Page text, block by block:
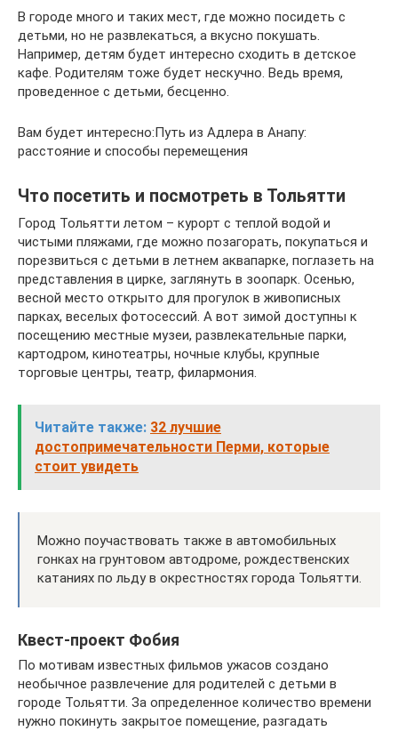
В городе много и таких мест, где можно посидеть с
детьми, но не развлекаться, а вкусно покушать.
Например, детям будет интересно сходить в детское
кафе. Родителям тоже будет нескучно. Ведь время,
проведенное с детьми, бесценно.
Вам будет интересно:Путь из Адлера в Анапу:
расстояние и способы перемещения
Что посетить и посмотреть в Тольятти
Город Тольятти летом – курорт с теплой водой и
чистыми пляжами, где можно позагорать, покупаться и
порезвиться с детьми в летнем аквапарке, поглазеть на
представления в цирке, заглянуть в зоопарк. Осенью,
весной место открыто для прогулок в живописных
парках, веселых фотосессий. А вот зимой доступны к
посещению местные музеи, развлекательные парки,
картодром, кинотеатры, ночные клубы, крупные
торговые центры, театр, филармония.
Читайте также: 32 лучшие
достопримечательности Перми, которые
стоит увидеть
Можно поучаствовать также в автомобильных
гонках на грунтовом автодроме, рождественских
катаниях по льду в окрестностях города Тольятти.
Квест-проект Фобия
По мотивам известных фильмов ужасов создано
необычное развлечение для родителей с детьми в
городе Тольятти. За определенное количество времени
нужно покинуть закрытое помещение, разгадать